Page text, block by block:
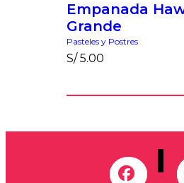
Empanada
Grande
Pasteles y Postres
S/5.00